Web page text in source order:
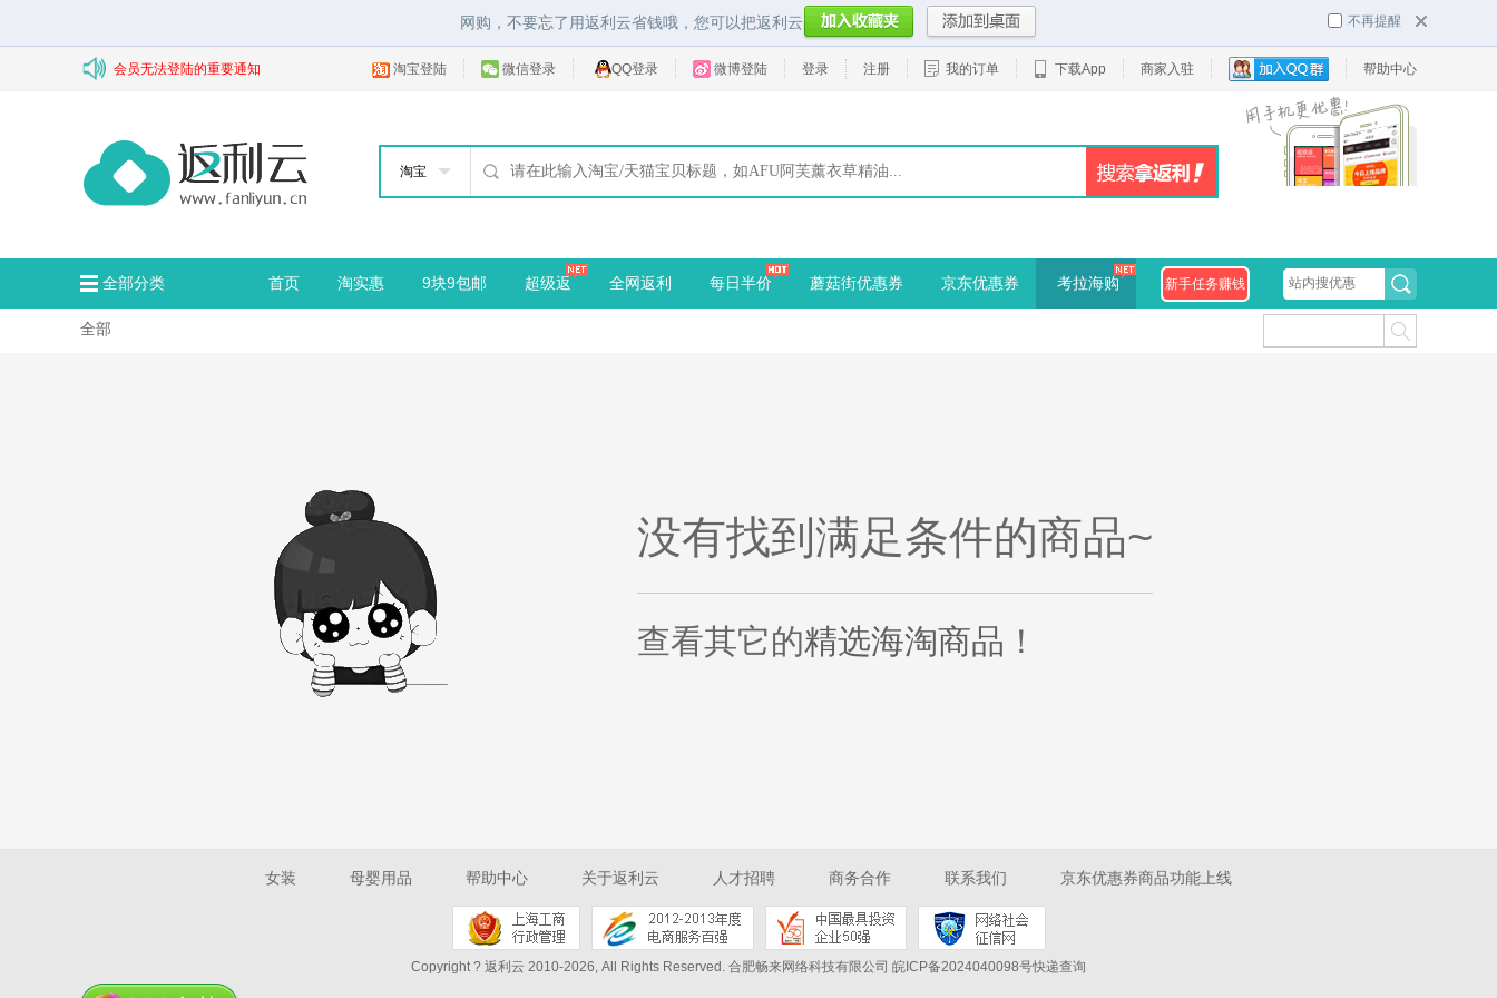
网购，不要忘了用返利云省钱哦，您可以把返利云 不再提醒
会员无法登陆的重要通知 淘宝登陆 微信登录 QQ登录 微博登陆 登录 注册 我的订单 下载App 商家入驻 帮助中心
淘宝
全部分类 首页 淘实惠 9块9包邮 超级返 全网返利 每日半价 蘑菇街优惠券 京东优惠券 考拉海购 新手任务赚钱
全部
没有找到满足条件的商品~
查看其它的精选海淘商品 ！
女装 母婴用品 帮助中心 关于返利云 人才招聘 商务合作 联系我们 京东优惠券商品功能上线
Copyright ? 返利云 2010-2026, All Rights Reserved. 合肥畅来网络科技有限公司 皖ICP备2024040098号快递查询